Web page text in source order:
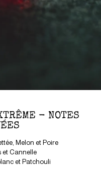
- NOTES
Melon et Poire
et Cannelle
et Patchouli